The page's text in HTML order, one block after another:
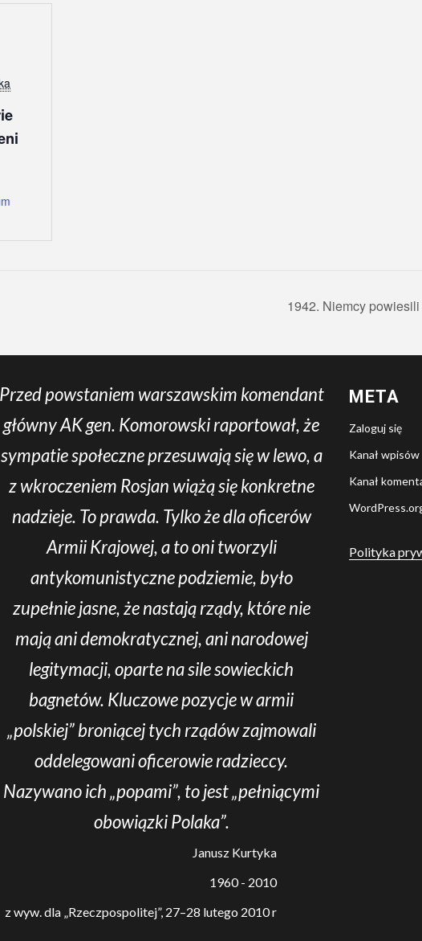
1942. Niemcy
Przed powstaniem warszawskim komendant
główny AK gen. Komorowski raportował, że
sympatie społeczne przesuwają się w lewo, a
z wkroczeniem Rosjan wiążą się konkretne
nadzieje. To prawda. Tylko że dla oficerów
Armii Krajowej, a to oni tworzyli
antykomunistyczne podziemie, było
zupełnie jasne, że nastają rządy, które nie
mają ani demokratycznej, ani narodowej
legitymacji, oparte na sile sowieckich
bagnetów. Kluczowe pozycje w armii
„polskiej” broniącej tych rządów zajmowali
oddelegowani oficerowie radzieccy.
Nazywano ich „popami”, to jest „pełniącymi
obowiązki Polaka”.
Janusz Kurtyka
1960 - 2010
z wyw. dla „Rzeczpospolitej”, 27–28 lutego 2010 r
META
Zaloguj się
Kanał wpisów
Kanał
Polityka